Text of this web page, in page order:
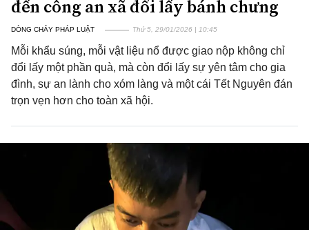
đến công an xã đổi lấy bánh chưng
DÒNG CHẢY PHÁP LUẬT Thứ 5, 29/01/2026 | 10:45
Mỗi khẩu súng, mỗi vật liệu nổ được giao nộp không chỉ
đổi lấy một phần quà, mà còn đổi lấy sự yên tâm cho gia
đình, sự an lành cho xóm làng và một cái Tết Nguyên đán
trọn vẹn hơn cho toàn xã hội.